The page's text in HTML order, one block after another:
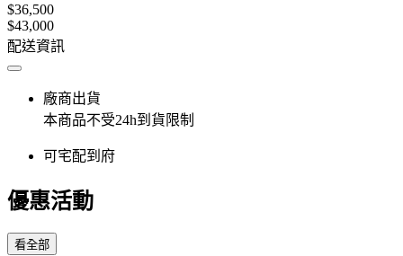
$36,500
$43,000
配送資訊
廠商出貨
本商品不受24h到貨限制
可宅配到府
優惠活動
看全部